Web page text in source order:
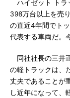
ハイゼット トラ
398万台以上を売
の直近4年間でト
代表する車両だ。
同社社長の三井
の軽トラックは、
丈夫であることが
し近年になって、